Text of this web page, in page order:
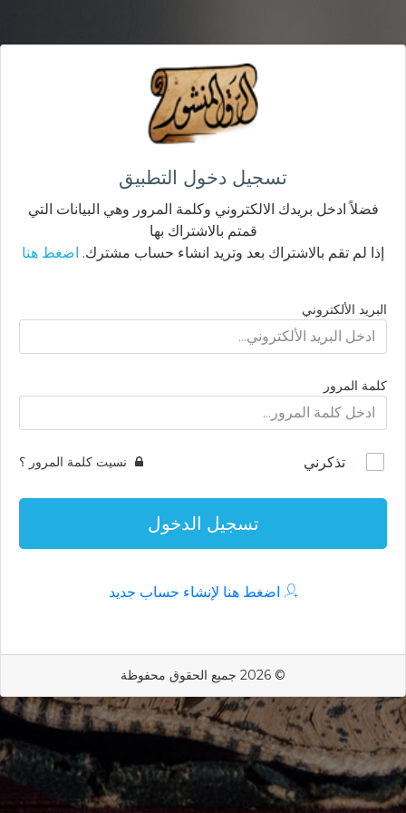
تسجيل دخول التطبيق
فضلاً ادخل بريدك الالكتروني وكلمة المرور وهي البيانات التي
قمتم بالاشتراك بها
إذا لم تقم بالاشتراك بعد وتريد انشاء حساب مشترك. اضغط هنا
البريد الألكتروني
كلمة المرور
تذكرني نسيت كلمة المرور ؟
تسجيل الدخول
اضغط هنا لإنشاء حساب جديد
© 2026 جميع الحقوق محفوظة